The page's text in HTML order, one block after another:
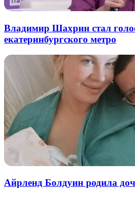
Владимир Шахрин стал
екатеринбургского метро
Айрленд Болдуин родила